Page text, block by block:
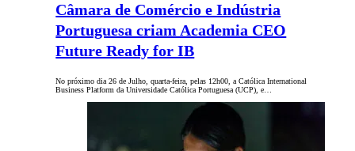
Câmara de Comércio e Indústria
Portuguesa criam Academia CEO
Future Ready for IB
No próximo dia 26 de Julho, quarta-feira, pelas 12h00, a Católica International
Business Platform da Universidade Católica Portuguesa (UCP), e…